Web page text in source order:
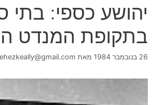
יהושע כספי: בתי
בתקופת המנדט
26 בנובמבר 1984 מאת